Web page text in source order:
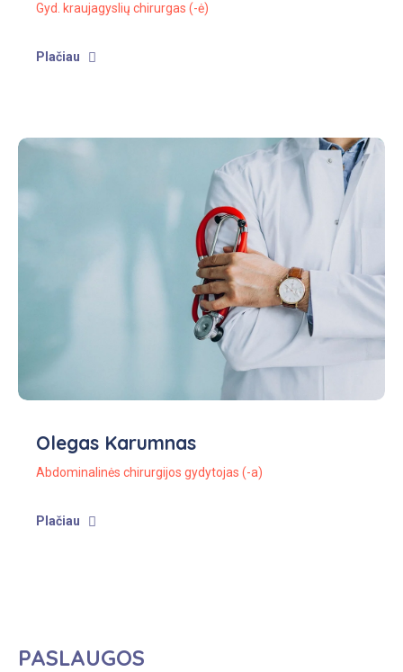
Gyd. kraujagyslių chirurgas (-ė)
Plačiau
Olegas Karumnas
Abdominalinės chirurgijos gydytojas (-a)
Plačiau
PASLAUGOS